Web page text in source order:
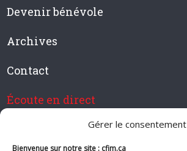
Gérer le consentement
Bienvenue sur notre site : cfim.ca
Devenir bénévole
Archives
Contact
Écoute en direct